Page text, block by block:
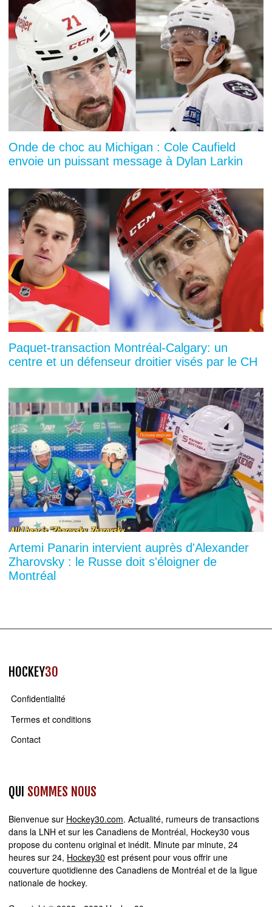
Onde de choc au Michigan : Cole Caufield
envoie un puissant message à Dylan Larkin
Paquet-transaction Montréal-Calgary: un
centre et un défenseur droitier visés par le CH
Artemi Panarin intervient auprès d'Alexander
Zharovsky : le Russe doit s'éloigner de
Montréal
HOCKEY30
Confidentialité
Termes et conditions
Contact
QUI SOMMES NOUS
Bienvenue sur Hockey30.com. Actualité, rumeurs de transactions
dans la LNH et sur les Canadiens de Montréal, Hockey30 vous
propose du contenu original et inédit. Minute par minute, 24
heures sur 24, Hockey30 est présent pour vous offrir une
couverture quotidienne des Canadiens de Montréal et de la ligue
nationale de hockey.